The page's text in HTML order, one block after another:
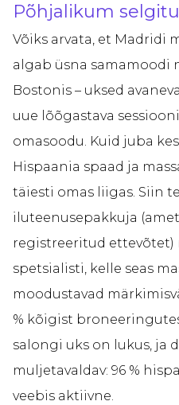
Põhjalikum
Võiks arvata, et Madridi
algab üsna samamoodi
Bostonis – uksed
uue lõõgastava
omasoodu. Kuid juba
Hispaania spaad ja
täiesti omas liigas. Siin
iluteenusepakkuja
registreeritud ettevõtet)
spetsialisti, kelle seas
moodustavad
% kõigist
salongi uks on lukus, ja
muljetavaldav: 96 %
veebis aktiivne.